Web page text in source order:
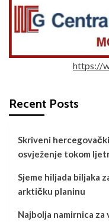
https://
Recent Posts
Skriveni
osvježenje tokom
Sjeme hiljada biljaka
arktičku planinu
Najbolja namirnica za